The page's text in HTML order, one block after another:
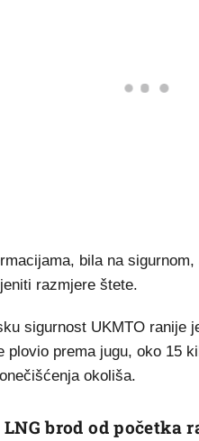
bila na
razmjere štete.
sigurnost UKMTO ranije
plovio prema jugu, oko 15
okoliša.
brod od početka